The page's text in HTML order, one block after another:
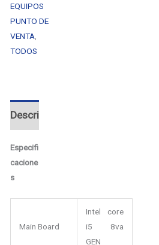
EQUIPOS
PUNTO DE
VENTA
TODOS
Descripción
Especifi
cacione
s
Main Board
Intel core
i5 8va
GEN